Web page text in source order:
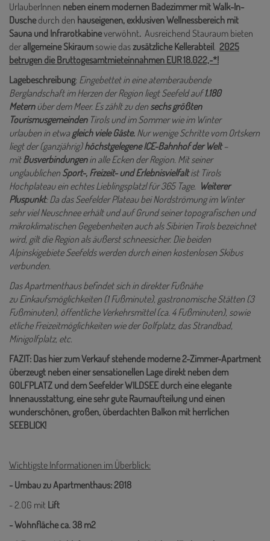
UrlauberInnen neben einem modernen Badezimmer mit Walk-In-
Duschedurch den hauseigenen, exklusiven Wellnessbereich mit
Sauna und Infrarotkabineverwöhnt. Ausreichend Stauraum bieten
derallgemeine Skiraum sowie daszusätzliche Kellerabteil. 2025
betrugen die Bruttogesamtmieteinnahmen EUR 18.022,-*!
Lagebeschreibung: Eingebettet in eine atemberaubende
Berglandschaft im Herzen der Region liegt Seefeld auf1.180
Meternüber dem Meer. Es zählt zu den sechs größten
TourismusgemeindenTirols und im Sommer wie im Winter
urlauben in etwagleich viele Gäste. Nur wenige Schritte vom Ortskern
liegt der (ganzjährig)höchstgelegene ICE-Bahnhof der Welt–
mitBusverbindungenin alle Ecken der Region. Mit seiner
unglaublichen Sport-, Freizeit- und Erlebnisvielfaltist Tirols
Hochplateau ein echtes Lieblingsplatzl für 365 Tage. Weiterer
Pluspunkt: Da das Seefelder Plateau bei Nordströmung im Winter
sehr viel Neuschnee erhält und auf Grund seiner topografischen und
mikroklimatischen Gegebenheiten auch als Sibirien Tirols bezeichnet
wird, gilt die Region als äußerst schneesicher. Die beiden
Alpinskigebiete Seefelds werden durch einen kostenlosen Skibus
verbunden.
Das Apartmenthaus befindet sich in direkter Fußnähe
zu Einkaufsmöglichkeiten (1 Fußminute), gastronomische Stätten (3
Fußminuten), öffentliche Verkehrsmittel (ca. 4 Fußminuten), sowie
etliche Freizeitmöglichkeiten wie der Golfplatz, das Strandbad,
Minigolfplatz, etc.
FAZIT: Das hier zum Verkauf stehende moderne 2-Zimmer-Apartment
überzeugt neben einer sensationellen Lage direkt neben dem
GOLFPLATZ und dem Seefelder WILDSEE durch eine elegante
Innenausstattung, eine sehr gute Raumaufteilung und einen
wunderschönen, großen, überdachten Balkon mit herrlichen
SEEBLICK!
Wichtigste Informationen im Überblick:
- Umbau zu Apartmenthaus: 2018
- 2.OG mit Lift
- Wohnfläche ca. 38 m2